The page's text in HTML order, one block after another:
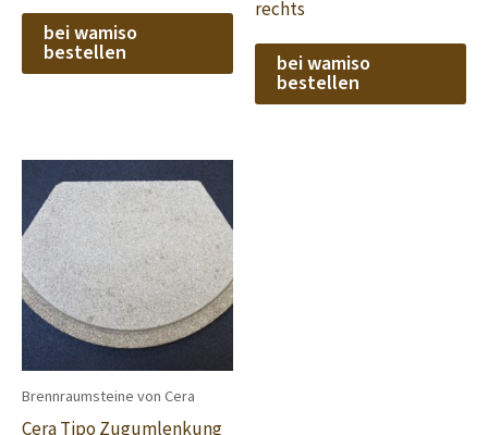
bei wamiso
bestellen
rechts
bei wamiso
bestellen
Brennraumsteine von Cera
Cera Tipo Zugumlenkung